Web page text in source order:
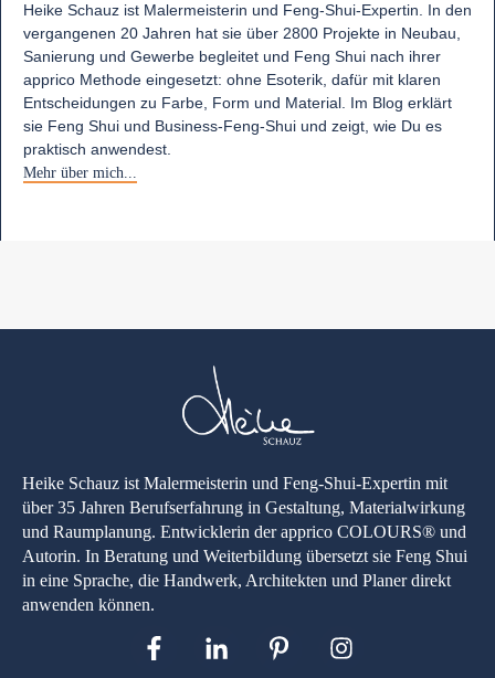
Heike Schauz ist Malermeisterin und Feng-Shui-Expertin. In den
vergangenen 20 Jahren hat sie über 2800 Projekte in Neubau,
Sanierung und Gewerbe begleitet und Feng Shui nach ihrer
apprico Methode eingesetzt: ohne Esoterik, dafür mit klaren
Entscheidungen zu Farbe, Form und Material. Im Blog erklärt
sie Feng Shui und Business-Feng-Shui und zeigt, wie Du es
praktisch anwendest.
Mehr über mich...
Heike Schauz ist Malermeisterin und Feng-Shui-Expertin mit
über 35 Jahren Berufserfahrung in Gestaltung, Materialwirkung
und Raumplanung. Entwicklerin der apprico COLOURS® und
Autorin. In Beratung und Weiterbildung übersetzt sie Feng Shui
in eine Sprache, die Handwerk, Architekten und Planer direkt
anwenden können.